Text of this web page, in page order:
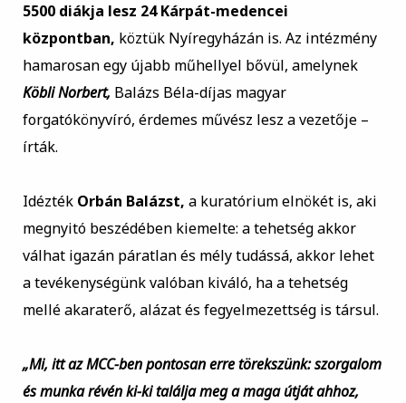
5500 diákja lesz 24 Kárpát-medencei
központban, köztük Nyíregyházán is. Az intézmény
hamarosan egy újabb műhellyel bővül, amelynek
Köbli Norbert, Balázs Béla-díjas magyar
forgatókönyvíró, érdemes művész lesz a vezetője –
írták.
IdéztékOrbán Balázst, a kuratórium elnökét is, aki
megnyitó beszédében kiemelte: a tehetség akkor
válhat igazán páratlan és mély tudássá, akkor lehet
a tevékenységünk valóban kiváló, ha a tehetség
mellé akaraterő, alázat és fegyelmezettség is társul.
„Mi, itt az MCC-ben pontosan erre törekszünk: szorgalom
és munka révén ki-ki találja meg a maga útját ahhoz,